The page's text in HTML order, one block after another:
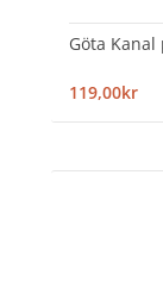
Göta Kanal
119,00kr